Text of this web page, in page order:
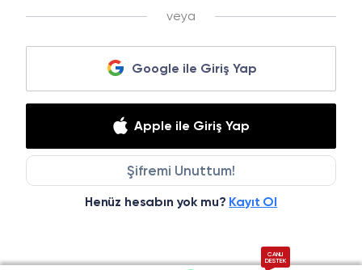
veya
Google ile Giriş Yap
Apple ile Giriş Yap
Şifremi Unuttum!
Henüz hesabın yok mu? Kayıt Ol
CANLI
DESTEK